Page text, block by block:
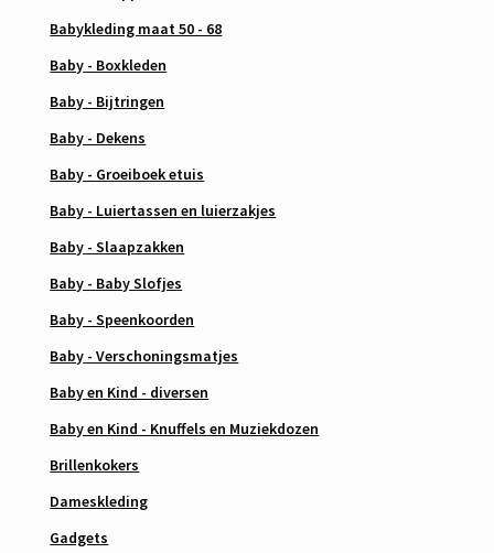
Babykleding maat 50 - 68
Baby - Boxkleden
Baby - Bijtringen
Baby - Dekens
Baby - Groeiboek etuis
Baby - Luiertassen en luierzakjes
Baby - Slaapzakken
Baby - Baby Slofjes
Baby - Speenkoorden
Baby - Verschoningsmatjes
Baby en Kind - diversen
Baby en Kind - Knuffels en Muziekdozen
Brillenkokers
Dameskleding
Gadgets